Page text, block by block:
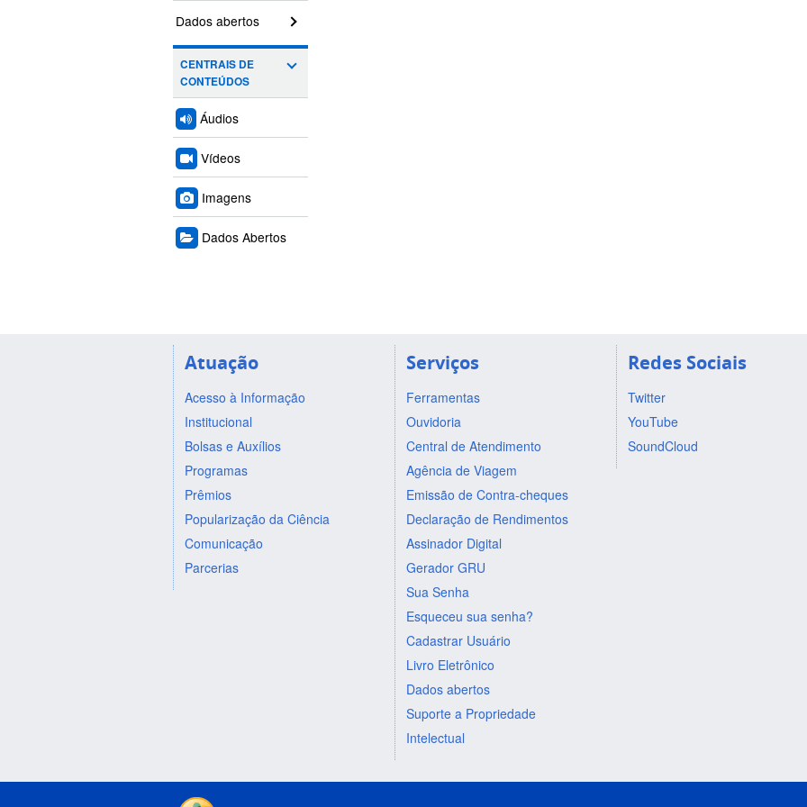
Dados abertos
CENTRAIS DE
CONTEÚDOS
Áudios
Vídeos
Imagens
Dados Abertos
Atuação
Acesso à Informação
Institucional
Bolsas e Auxílios
Programas
Prêmios
Popularização da Ciência
Comunicação
Parcerias
Serviços
Ferramentas
Ouvidoria
Central de Atendimento
Agência de Viagem
Emissão de Contra-cheques
Declaração de Rendimentos
Assinador Digital
Gerador GRU
Sua Senha
Esqueceu sua senha?
Cadastrar Usuário
Livro Eletrônico
Dados abertos
Suporte a Propriedade
Intelectual
Redes Sociais
Twitter
YouTube
SoundCloud